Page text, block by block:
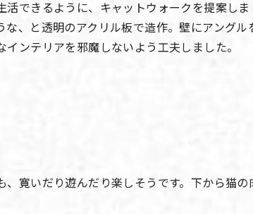
活できるように、キャットウォークを提案し
な、と透明のアクリル板で造作。壁にアング
ンテリアを邪魔しないよう工夫しました。
、寛いだり遊んだり楽しそうです。下から猫